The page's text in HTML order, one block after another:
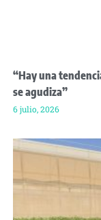
“Hay una
se agudiza”
6 julio, 2026